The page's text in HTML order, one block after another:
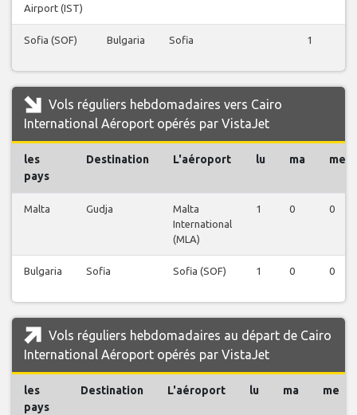
Airport (IST)
Sofia (SOF) Bulgaria Sofia 1
Vols réguliers hebdomadaires vers Cairo
International Aéroport opérés par VistaJet
les
pays
Destination L'aéroport lu ma me
Malta Gudja
Malta
International
(MLA)
1 0 0
Bulgaria Sofia Sofia (SOF) 1 0 0
Vols réguliers hebdomadaires au départ de Cairo
International Aéroport opérés par VistaJet
les
pays
Destination L'aéroport lu ma me